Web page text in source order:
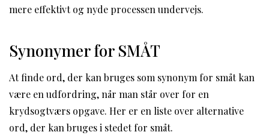
mere effektivt og nyde processen undervejs.
Synonymer for SMÅT
At finde ord, der kan bruges som synonym for småt kan
være en udfordring, når man står over for en
krydsogtværs opgave. Her er en liste over alternative
ord, der kan bruges i stedet for småt.